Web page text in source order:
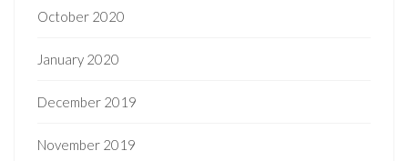
October 2020
January 2020
December 2019
November 2019